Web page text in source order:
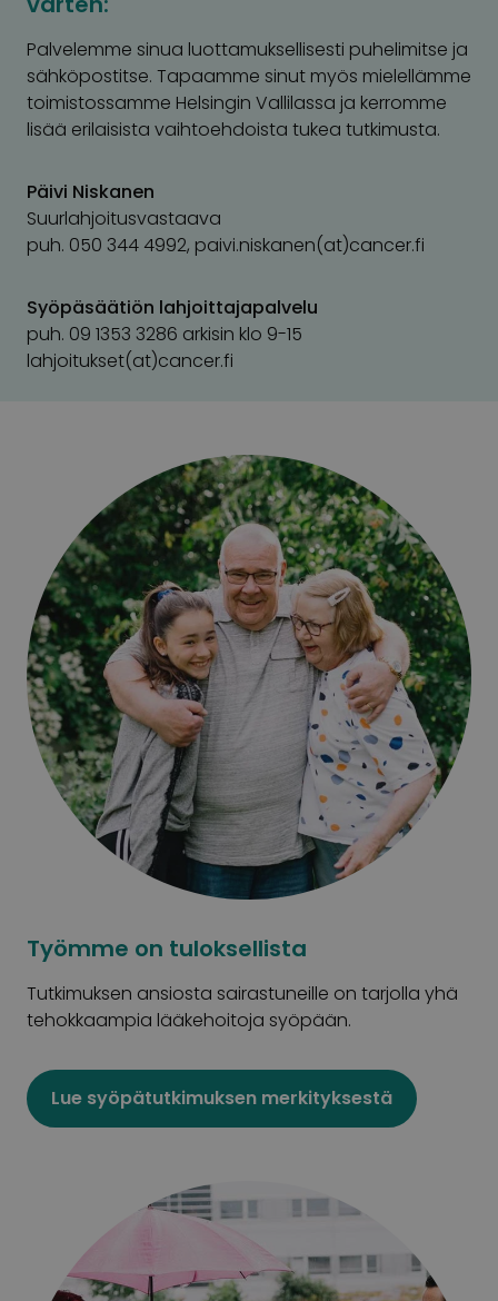
Palvelemme sinua luottamuksellisesti puhelimitse ja
sähköpostitse. Tapaamme sinut myös mielellämme
toimistossamme Helsingin Vallilassa ja kerromme
lisää erilaisista vaihtoehdoista tukea tutkimusta.
Päivi Niskanen
Suurlahjoitusvastaava
puh. 050 344 4992, paivi.niskanen(at)cancer.fi
Syöpäsäätiön lahjoittajapalvelu
puh. 09 1353 3286 arkisin klo 9-15
lahjoitukset(at)cancer.fi
Työmme on tuloksellista
Tutkimuksen ansiosta sairastuneille on tarjolla yhä
tehokkaampia lääkehoitoja syöpään.
Lue syöpätutkimuksen merkityksestä